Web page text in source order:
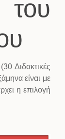
Διδακτικές
είναι με
η επιλογή